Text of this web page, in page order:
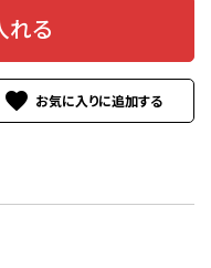
れる
favorite